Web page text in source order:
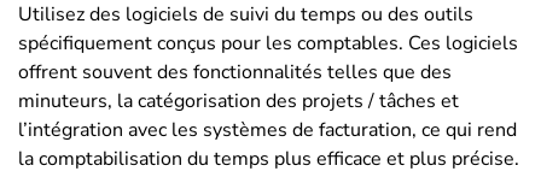
Utilisez des logiciels de suivi du temps ou des outils
spécifiquement conçus pour les comptables. Ces logiciels
offrent souvent des fonctionnalités telles que des
minuteurs, la catégorisation des projets / tâches et
l’intégration avec les systèmes de facturation, ce qui rend
la comptabilisation du temps plus efficace et plus précise.